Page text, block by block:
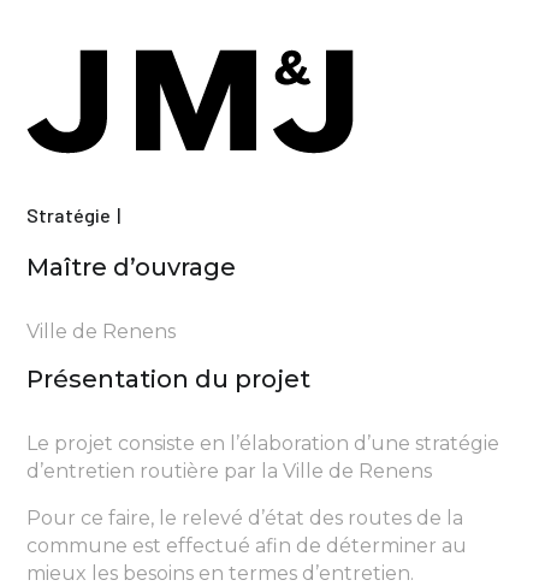
Stratégie
Maître d’ouvrage
Ville de Renens
Présentation du projet
Le projet consiste en l’élaboration d’une stratégie
d’entretien routière par la Ville de Renens
Pour ce faire, le relevé d’état des routes de la
commune est effectué afin de déterminer au
mieux les besoins en termes d’entretien.